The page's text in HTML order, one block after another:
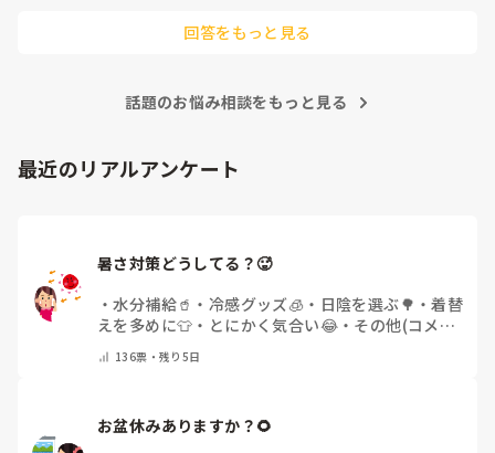
回答をもっと見る
話題のお悩み相談をもっと見る
最近のリアルアンケート
暑さ対策どうしてる？🥵
・水分補給🥤 ・ 冷感グッズ🧊 ・ 日陰を選ぶ🌳 ・着替
えを多めに👕 ・ とにかく気合い😂・ その他(コメン
136票・残り5日
お盆休みありますか？🌻